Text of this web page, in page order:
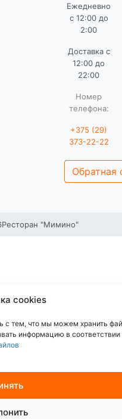
cookies
с тем, что мы можем хранить
информацию в соответствии
Ежедневно
с 12:00 до
2:00
Доставка с
12:00 до
22:00
Номер
телефона:
+375 (29)
373-22-22
Обратная
Ресторан "Мимино"